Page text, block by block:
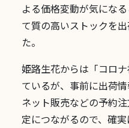
よる価格変動が気にな
て質の高いストックを
た。
姫路生花からは「コロ
ているが、事前に出荷
ネット販売などの予約
定につながるので、確